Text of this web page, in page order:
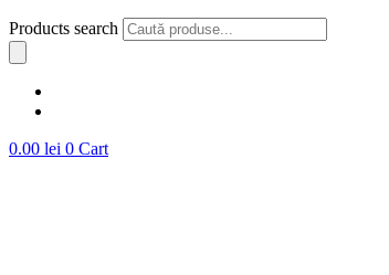
Products search
0.00 lei 0 Cart